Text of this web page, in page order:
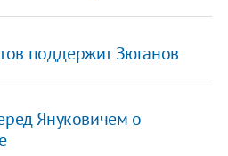
поддержит Зюганов
Януковичем о